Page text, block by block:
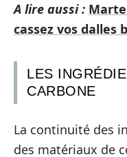
A lire aussi :
cassez vos dalles
LES
CARBONE
La continuité des
des matériaux de